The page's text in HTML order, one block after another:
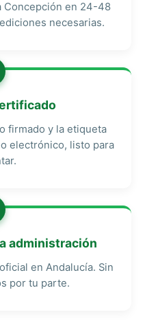
Concepción en 24-48
necesarias.
firmado y la etiqueta
electrónico, listo para
administración
en Andalucía. Sin
por tu parte.